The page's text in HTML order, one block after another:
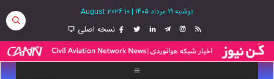
دوشنبه ۱۹ مرداد ۱۴۰۵ |
10 August 2026
نسخه اصلی